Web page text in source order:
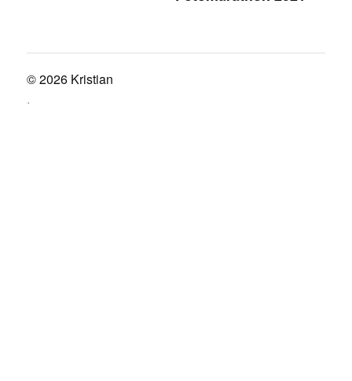
© 2026 Kristian
.